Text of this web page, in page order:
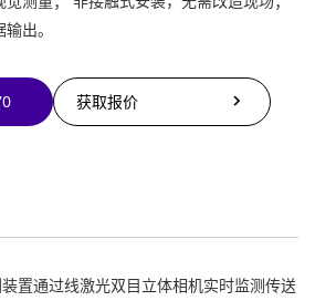
出。
获取报价
置通过线激光双目立体相机实时监测传送